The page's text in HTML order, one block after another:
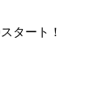
タート！